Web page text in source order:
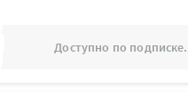
Доступно по подписке.